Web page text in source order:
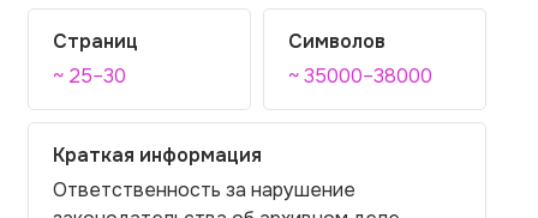
Страниц
~ 25–30
Символов
~ 35000–38000
Краткая информация
Ответственность за нарушение